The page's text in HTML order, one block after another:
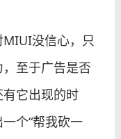
没信心，只
至于广告是否
它出现的时
个“帮我砍一